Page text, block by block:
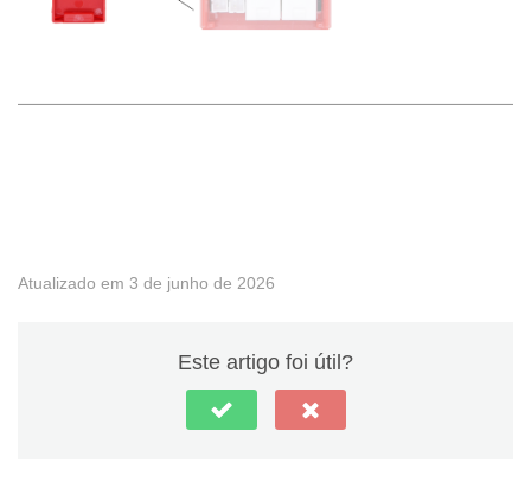
Atualizado em 3 de junho de 2026
Este artigo foi útil?